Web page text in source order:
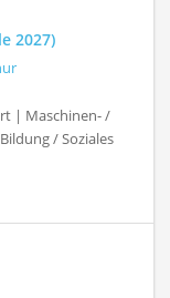
2027)
| Maschinen- /
/ Soziales